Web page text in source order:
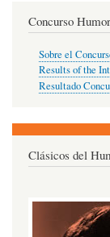
Concurso
Sobre el
Results of the
Resultado
Clásicos del